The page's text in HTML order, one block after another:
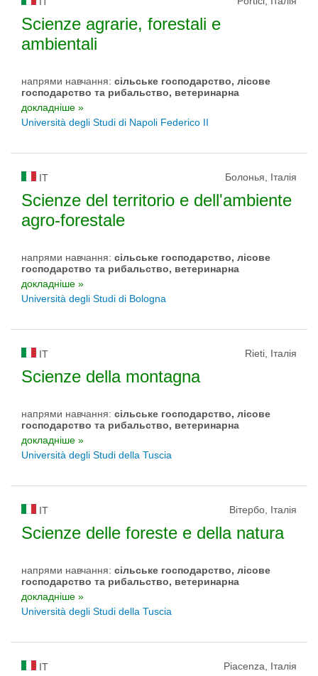
Scienze agrarie, forestali e
ambientali
напрями навчання: сільське господарство, лісове
господарство та рибальство, ветеринарна
докладніше »
Università degli Studi di Napoli Federico II
IT Болонья, Італія
Scienze del territorio e dell'ambiente
agro-forestale
напрями навчання: сільське господарство, лісове
господарство та рибальство, ветеринарна
докладніше »
Università degli Studi di Bologna
IT Rieti, Італія
Scienze della montagna
напрями навчання: сільське господарство, лісове
господарство та рибальство, ветеринарна
докладніше »
Università degli Studi della Tuscia
IT Вітербо, Італія
Scienze delle foreste e della natura
напрями навчання: сільське господарство, лісове
господарство та рибальство, ветеринарна
докладніше »
Università degli Studi della Tuscia
IT Piacenza, Італія